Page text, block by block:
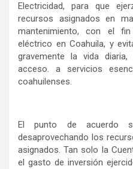
Electricidad, para que
recursos asignados en
mantenimiento, con el
eléctrico en Coahuila, y
gravemente la vida
acceso. a servicios
coahuilenses.
El punto de acuerdo
desaprovechando los
asignados. Tan solo la
el gasto de inversión